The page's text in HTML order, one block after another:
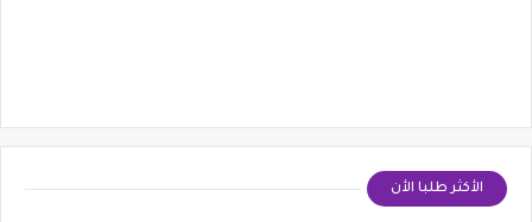
الأكثر طلبا الأن